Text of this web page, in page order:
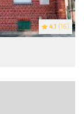
4.1 (16)